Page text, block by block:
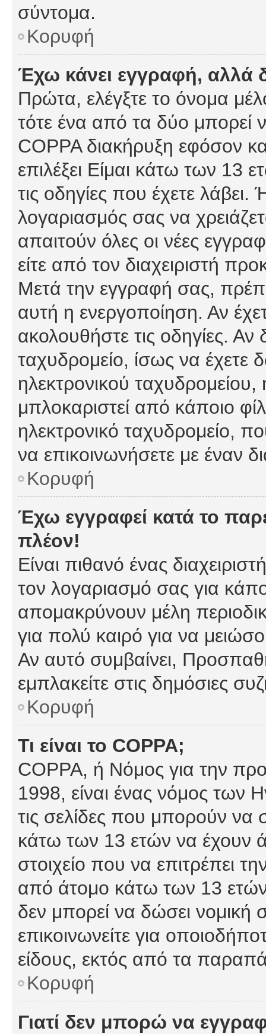
σύντομα.
Κορυφή
Έχω κάνει εγγραφή,
Πρώτα, ελέγξτε το όνομα
τότε ένα από τα δύο μπορεί
COPPA διακήρυξη εφόσον
επιλέξει Είμαι κάτω των 13
τις οδηγίες που έχετε λάβει.
λογαριασμός σας να
απαιτούν όλες οι νέες
είτε από τον διαχειριστή
Μετά την εγγραφή σας,
αυτή η ενεργοποίηση. Αν
ακολουθήστε τις οδηγίες. Αν
ταχυδρομείο, ίσως να έχετε
ηλεκτρονικού ταχυδρομείου,
μπλοκαριστεί από κάποιο
ηλεκτρονικό ταχυδρομείο,
να επικοινωνήσετε με έναν
Κορυφή
Έχω εγγραφεί κατά το
πλέον!
Είναι πιθανό ένας
τον λογαριασμό σας για
απομακρύνουν μέλη
για πολύ καιρό για να
Αν αυτό συμβαίνει,
εμπλακείτε στις δημόσιες
Κορυφή
Τι είναι το COPPA;
COPPA, ή Νόμος για την
1998, είναι ένας νόμος των
τις σελίδες που μπορούν να
κάτω των 13 ετών να έχουν
στοιχείο που να επιτρέπει
από άτομο κάτω των 13
δεν μπορεί να δώσει νομική
επικοινωνείτε για
είδους, εκτός από τα
Κορυφή
Γιατί δεν μπορώ να